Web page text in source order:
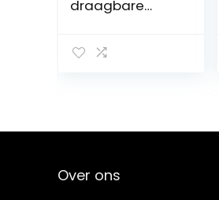
draagbare
AM FM Dynoma
4000 mAh
outdoor
Over ons